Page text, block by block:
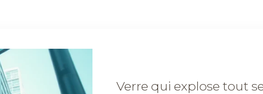
Verre qui explose tout